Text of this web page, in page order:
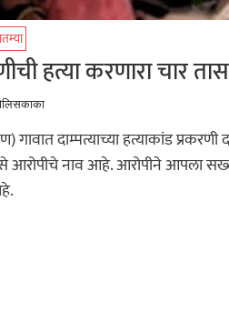
हत्या करणारा चार
दाम्पत्याच्या हत्याकांड
आरोपीचे नाव आहे. आरोपीने आपला